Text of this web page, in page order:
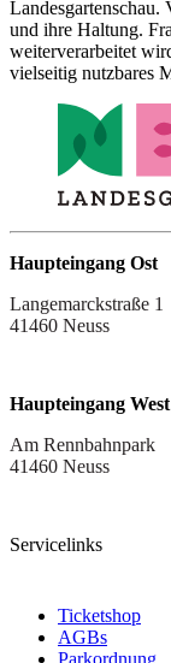
Landesgartenschau.
und ihre Haltung.
weiterverarbeitet
vielseitig nutzbares
Haupteingang Ost
Langemarckstraße 1
41460 Neuss
Haupteingang West
Am Rennbahnpark
41460 Neuss
Servicelinks
Ticketshop
AGBs
Parkordnung